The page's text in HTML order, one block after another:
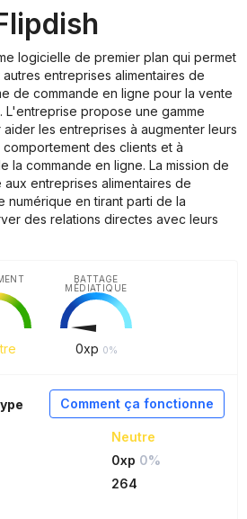
logicielle de premier plan qui permet
entreprises alimentaires de
de commande en ligne pour la vente
L'entreprise propose une gamme
les entreprises à augmenter leurs
des clients et à
la commande en ligne. La mission de
entreprises alimentaires de
numérique en tirant parti de la
des relations directes avec leurs
0xp 0%
BATTAGE
MÉDIATIQUE
Comment ça fonctionne
Neutre
0xp 0%
264